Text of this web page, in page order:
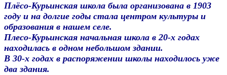
Плёсо-Курьинская школа была организована в 1903
году и на долгие годы стала центром культуры и
образования в нашем селе.
Плесо-Курьинская начальная школа в 20-х годах
находилась в одном небольшом здании.
В 30-х годах в распоряжении школы находилось уже
два здания.